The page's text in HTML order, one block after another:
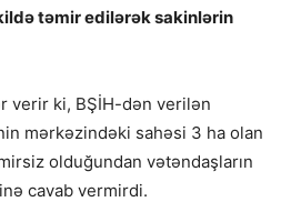
təmir edilərək sakinlərin
verir ki, BŞİH-dən verilən
mərkəzindəki sahəsi 3 ha olan
olduğundan vətəndaşların
cavab vermirdi.